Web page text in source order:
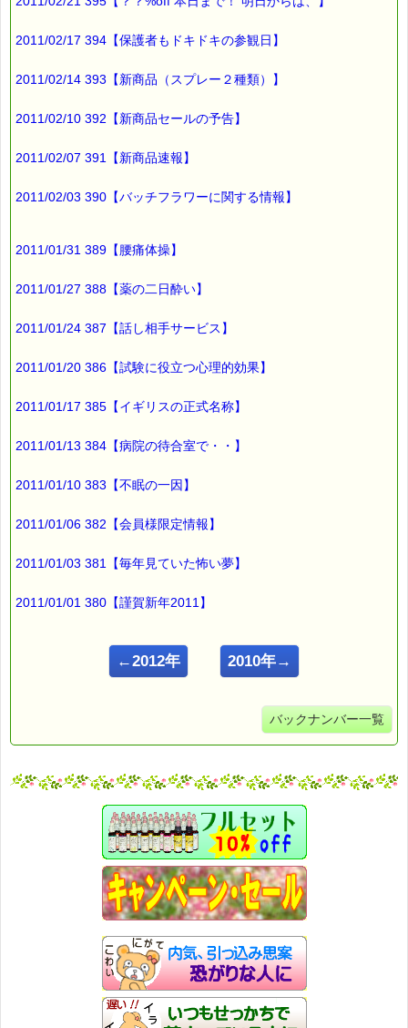
2011/02/17 394【保護者もドキドキの参観日】
2011/02/14 393【新商品（スプレー２種類）】
2011/02/10 392【新商品セールの予告】
2011/02/07 391【新商品速報】
2011/02/03 390【バッチフラワーに関する情報】
2011/01/31 389【腰痛体操】
2011/01/27 388【薬の二日酔い】
2011/01/24 387【話し相手サービス】
2011/01/20 386【試験に役立つ心理的効果】
2011/01/17 385【イギリスの正式名称】
2011/01/13 384【病院の待合室で・・】
2011/01/10 383【不眠の一因】
2011/01/06 382【会員様限定情報】
2011/01/03 381【毎年見ていた怖い夢】
2011/01/01 380【謹賀新年2011】
←2012年 2010年→
バックナンバー一覧